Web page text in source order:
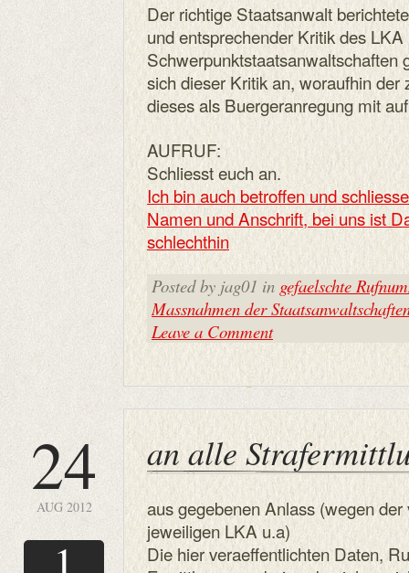
Der richtige Staatsanwalt
und entsprechender Kritik des
Schwerpunktstaatsanwaltschaften
sich dieser Kritik an, woraufhin der
dieses als Buergeranregung mit
AUFRUF:
Schliesst euch an.
Ich bin auch betroffen und
Namen und Anschrift, bei uns ist
schlechthin
Posted by jag01 in gefaelschte
Massnahmen der
Leave a Comment
24
AUG 2012
an alle
aus gegebenen Anlass (wegen
jeweiligen LKA u.a)
Die hier veraeffentlichten Daten,